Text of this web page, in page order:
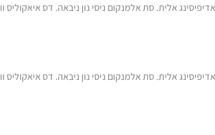
אלית. סת אלמנקום ניסי נון ניבאה. דס איאקוליס
אלית. סת אלמנקום ניסי נון ניבאה. דס איאקוליס